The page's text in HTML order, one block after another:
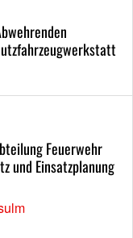
Feuerwehr
und Einsatzplanung